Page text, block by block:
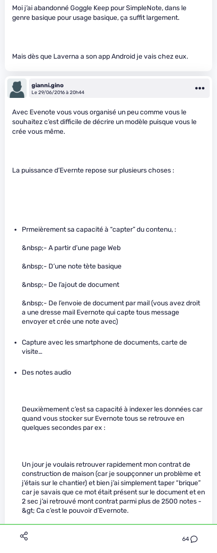
64
Moi j’ai abandonné Goggle Keep pour SimpleNote, dans le
genre basique pour usage basique, ça suffit largement.
Mais dès que Laverna a son app Android je vais chez eux.
gianni.gino
Le 29/06/2016 à 20h44
Avec Evenote vous vous organisé un peu comme vous le
souhaitez c’est difficile de décrire un modèle puisque vous le
crée vous même.
La puissance d’Evernte repose sur plusieurs choses :
Prmeièrement sa capacité à “capter” du contenu, :
&nbsp;- A partir d’une page Web
&nbsp;- D’une note tète basique
&nbsp;- De l’ajout de document
&nbsp;- De l’envoie de document par mail (vous avez droit
a une dresse mail Evernote qui capte tous message
envoyer et crée une note avec)
Capture avec les smartphone de documents, carte de
visite…
Des notes audio
Deuxièmement c’est sa capacité à indexer les données car
quand vous stocker sur Evernote tous se retrouve en
quelques secondes par ex :
Un jour je voulais retrouver rapidement mon contrat de
construction de maison (car je soupçonner un problème et
j’étais sur le chantier) et bien j’ai simplement taper “brique”
car je savais que ce mot était présent sur le document et en
2 sec j’ai retrouvé mont contrat parmi plus de 2500 notes -
&gt; Ca c’est le pouvoir d’Evernote.